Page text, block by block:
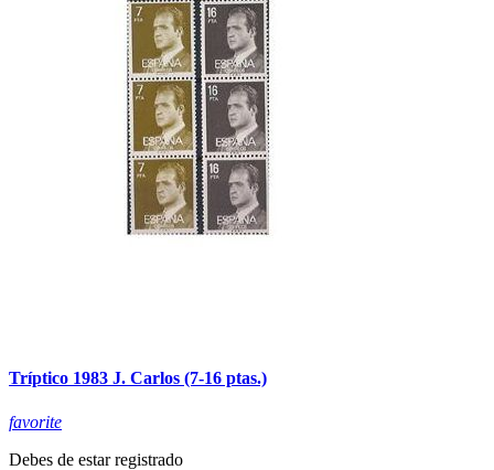
Tríptico 1983 J. Carlos (7-16 ptas.)
favorite
Debes de estar registrado